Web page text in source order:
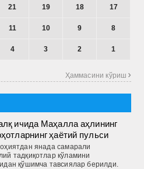
21 19 18 17
11 10 9 8
4 3 2 1
Ҳаммасини кўриш 
ичида Маҳалла аҳлининг
ҳаётий пульси
янада самарали
тадқиқотлар кўламини
қўшимча тавсиялар берилди.